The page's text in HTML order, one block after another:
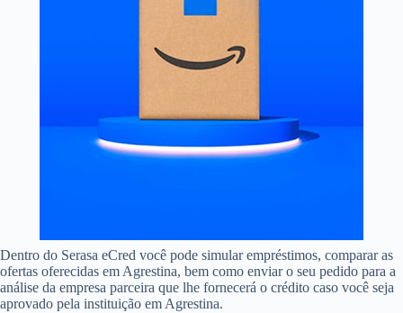
Dentro do Serasa eCred você pode simular empréstimos, comparar as
ofertas oferecidas em Agrestina, bem como enviar o seu pedido para a
análise da empresa parceira que lhe fornecerá o crédito caso você seja
aprovado pela instituição em Agrestina.